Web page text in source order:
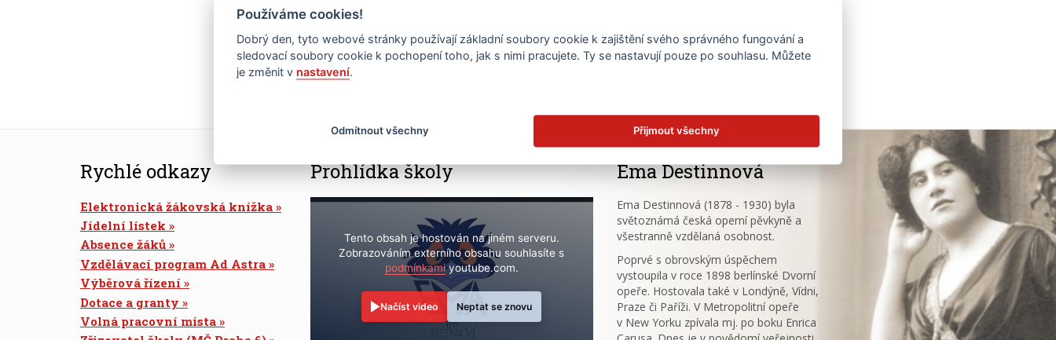
16 17
23 24 25 26 27 28 29
30 31
Rychlé odkazy
Elektronická žákovská knížka
Jídelní lístek
Absence žáků
Vzdělávací program Ad Astra
Výběrová řízení
Dotace a granty
Volná pracovní místa
Prohlídka školy
Tento obsah je hostován na jiném serveru.
Zobrazováním externího obsahu souhlasíte s
podmínkamiyoutube.com.
Načíst video Neptat se znovu
Ema Destinnová
Ema Destinnová (1878 - 1930) byla
světoznámá česká operní pěvkyně a
všestranně vzdělaná osobnost.
Poprvé s obrovským úspěchem
vystoupila v roce 1898 berlínské Dvorní
opeře. Hostovala také v Londýně, Vídni,
Praze či Paříži. V Metropolitní opeře
v New Yorku zpívala mj. po boku Enrica
Používáme cookies!
Dobrý den, tyto webové stránky používají základní soubory cookie k zajištění svého správného fungování a
sledovací soubory cookie k pochopení toho, jak s nimi pracujete. Ty se nastavují pouze po souhlasu. Můžete
je změnit v nastavení.
Odmítnout všechny Přijmout všechny